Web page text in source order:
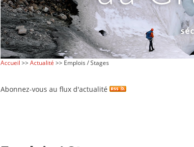
Accueil >>Actualité >> Emplois / Stages
Abonnez-vous au flux d'actualité